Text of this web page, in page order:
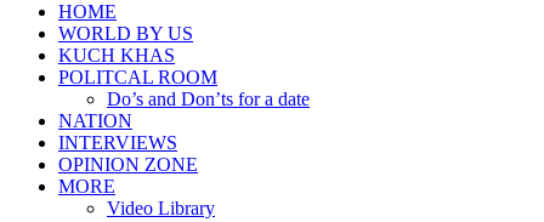
HOME
WORLD BY US
KUCH KHAS
POLITCAL ROOM
Do’s and Don’ts for a date
NATION
INTERVIEWS
OPINION ZONE
MORE
Video Library